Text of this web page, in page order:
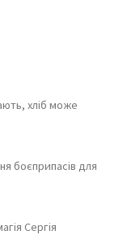
хліб може
боєприпасів для
Сергія